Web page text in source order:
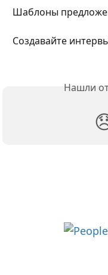
Шаблоны
Создавайте
Нашли